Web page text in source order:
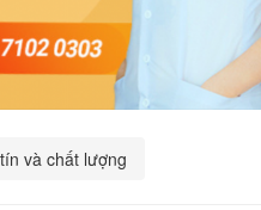
và chất lượng